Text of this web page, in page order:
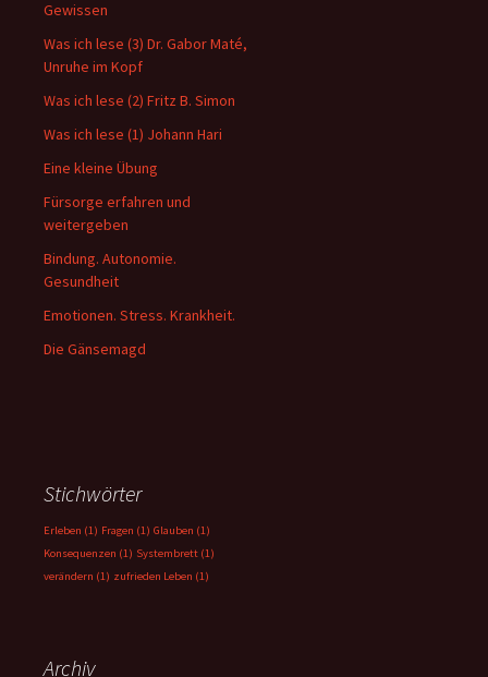
Gewissen
Was ich lese (3) Dr. Gabor Maté,
Unruhe im Kopf
Was ich lese (2) Fritz B. Simon
Was ich lese (1) Johann Hari
Eine kleine Übung
Fürsorge erfahren und
weitergeben
Bindung. Autonomie.
Gesundheit
Emotionen. Stress. Krankheit.
Die Gänsemagd
Stichwörter
Erleben (1) Fragen (1) Glauben (1)
Konsequenzen (1) Systembrett (1)
verändern (1) zufrieden Leben (1)
Archiv